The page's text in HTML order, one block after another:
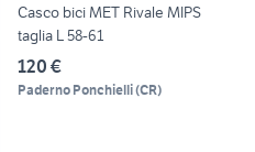
Casco bici MET Rivale MIPS
taglia L 58-61
120 €
Paderno Ponchielli(CR)